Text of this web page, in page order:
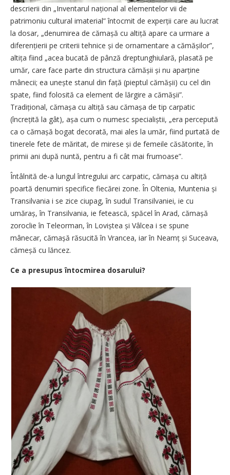
descrierii din „Inventarul național al elementelor vii de
patrimoniu cultural imaterial” întocmit de experții care au lucrat
la dosar, „denumirea de cămașă cu altiță apare ca urmare a
diferențierii pe criterii tehnice și de ornamentare a cămășilor”,
altița fiind „acea bucată de pânză dreptunghiulară, plasată pe
umăr, care face parte din structura cămășii și nu aparține
mânecii; ea unește stanul din față (pieptul cămășii) cu cel din
spate, fiind folosită ca element de lărgire a cămășii”.
Tradițional, cămașa cu altiță sau cămașa de tip carpatic
(încrețită la gât), așa cum o numesc specialiștii, „era percepută
ca o cămașă bogat decorată, mai ales la umăr, fiind purtată de
tinerele fete de măritat, de mirese și de femeile căsătorite, în
primii ani după nuntă, pentru a fi cât mai frumoase”.
Întâlnită de-a lungul întregului arc carpatic, cămașa cu altiță
poartă denumiri specifice fiecărei zone. În Oltenia, Muntenia și
Transilvania i se zice ciupag, în sudul Transilvaniei, ie cu
umăraș, în Transilvania, ie fetească, spăcel în Arad, cămașă
zoroclie în Teleorman, în Loviștea și Vâlcea i se spune
mânecar, cămașă răsucită în Vrancea, iar în Neamț și Suceava,
cămeșă cu lăncez.
Ce a presupus întocmirea dosarului?